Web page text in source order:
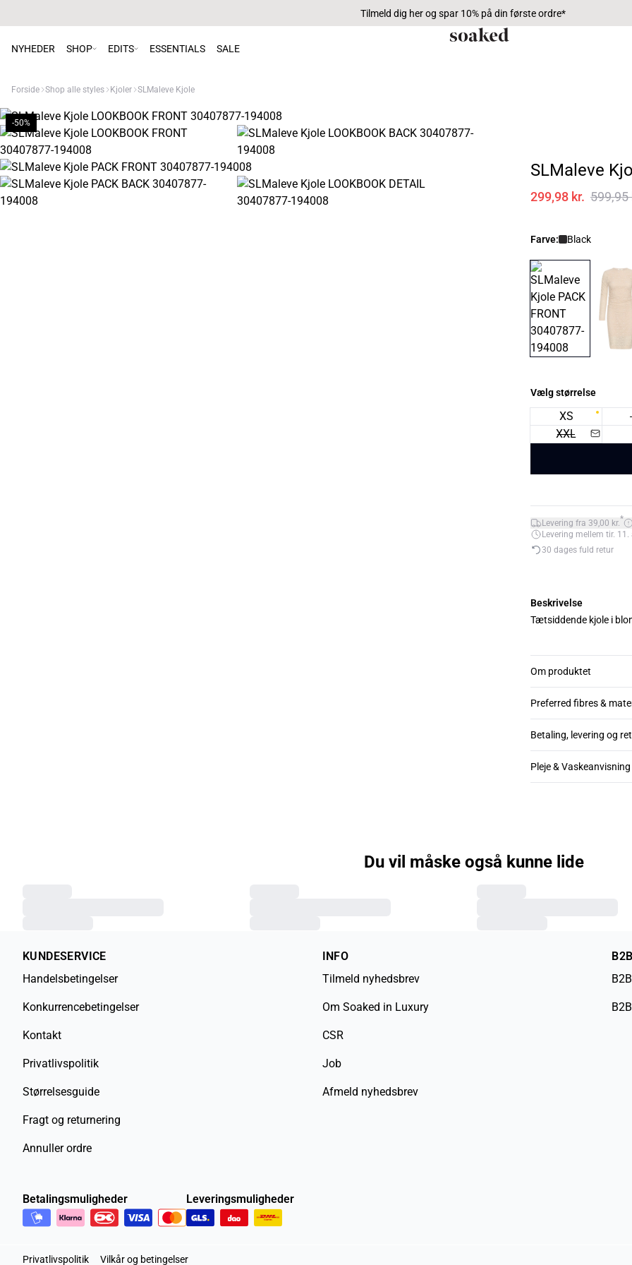
Tilmeld dig her og spar 10% på din første ordre*
NYHEDER SHOP EDITS ESSENTIALS SALE
Forside Shop alle styles Kjoler SLMaleve Kjole
-50%
SLMaleve
299,98 kr. 599,95
Farve: Black
Vælg størrelse
XS
XXL
Levering fra 39,00 kr.*
Levering mellem tir.
30 dages fuld retur
Beskrivelse
Om produktet
Preferred fibres &
Betaling, levering og
Pleje & Vaskeanvisning
Du vil måske også kunne lide
KUNDESERVICE
Handelsbetingelser
Konkurrencebetingelser
Kontakt
Privatlivspolitik
Størrelsesguide
Fragt og returnering
Annuller ordre
INFO
Tilmeld nyhedsbrev
Om Soaked in Luxury
CSR
Job
Afmeld nyhedsbrev
B2B
Betalingsmuligheder Leveringsmuligheder
Privatlivspolitik Vilkår og betingelser